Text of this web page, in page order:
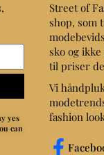
yes
can
Street of
shop, som
sko og
til priser
Vi
fashion